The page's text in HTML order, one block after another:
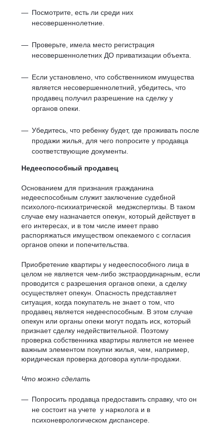
Посмотрите, есть ли среди них
несовершеннолетние.
Проверьте, имела место регистрация
несовершеннолетних ДО приватизации объекта.
Если установлено, что собственником имущества
является несовершеннолетний, убедитесь, что
продавец получил разрешение на сделку у
органов опеки.
Убедитесь, что ребенку будет, где проживать после
продажи жилья, для чего попросите у продавца
соответствующие документы.
Недееспособный продавец
Основанием для признания гражданина
недееспособным служит заключение судебной
психолого-психиатрической медэкспертизы. В таком
случае ему назначается опекун, который действует в
его интересах, и в том числе имеет право
распоряжаться имуществом опекаемого с согласия
органов опеки и попечительства.
Приобретение квартиры у недееспособного лица в
целом не является чем-либо экстраординарным, если
проводится с разрешения органов опеки, а сделку
осуществляет опекун. Опасность представляет
ситуация, когда покупатель не знает о том, что
продавец является недееспособным. В этом случае
опекун или органы опеки могут подать иск, который
признает сделку недействительной. Поэтому
проверка собственника квартиры является не менее
важным элементом покупки жилья, чем, например,
юридическая проверка договора купли-продажи.
Что можно сделать
Попросить продавца предоставить справку, что он
не состоит на учете у нарколога и в
психоневрологическом диспансере.